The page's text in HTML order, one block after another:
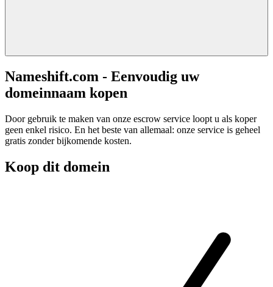
Nameshift.com - Eenvoudig uw
domeinnaam kopen
Door gebruik te maken van onze escrow service loopt u als koper
geen enkel risico. En het beste van allemaal: onze service is geheel
gratis zonder bijkomende kosten.
Koop dit domein